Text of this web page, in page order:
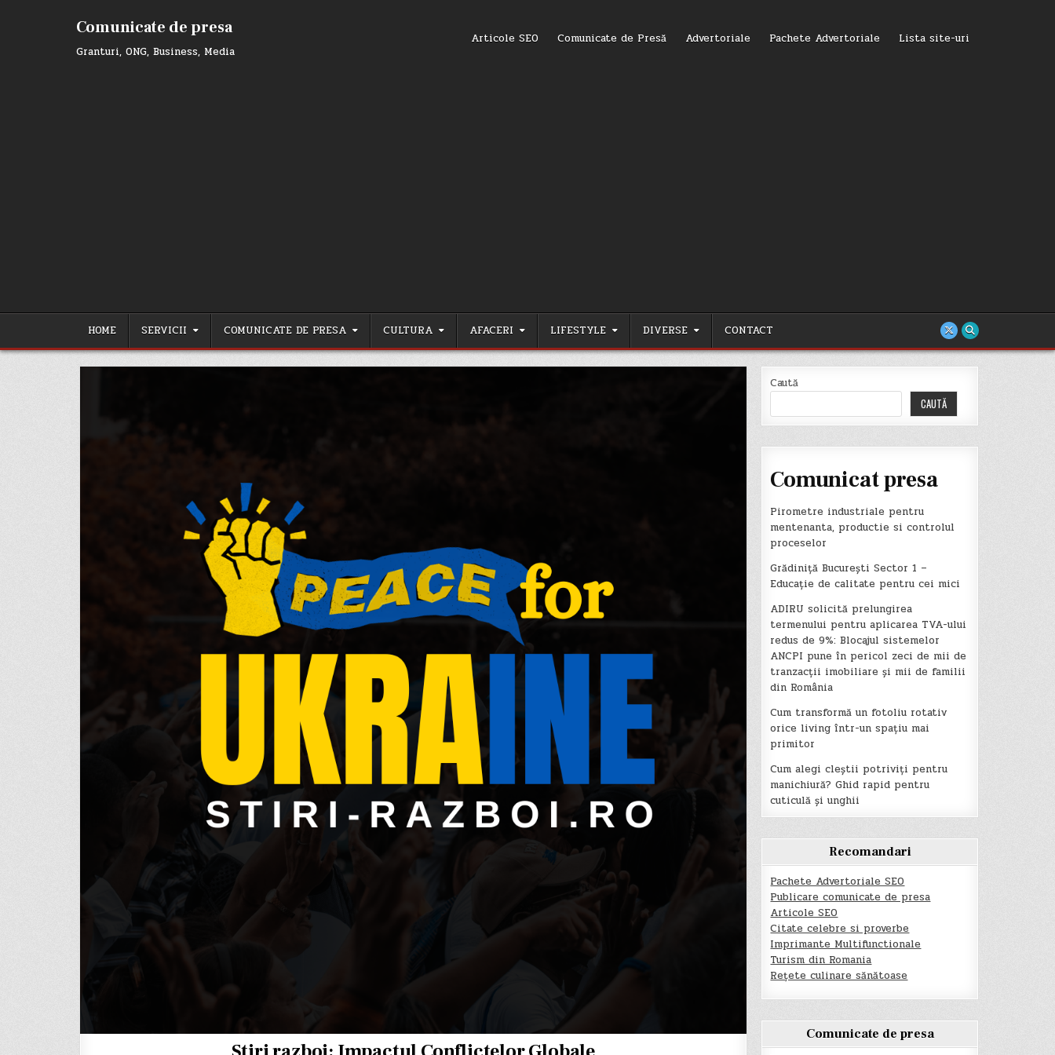
Comunicate de presa
Granturi, ONG, Business, Media
Articole SEO Comunicate de Presă Advertoriale Pachete Advertoriale Lista site-uri
HOME SERVICII COMUNICATE DE PRESA CULTURA AFACERI LIFESTYLE DIVERSE CONTACT
Caută
CAUTĂ
Comunicat presa
Pirometre industriale pentru
mentenanta, productie si controlul
proceselor
Grădiniță București Sector 1 –
Educație de calitate pentru cei mici
ADIRU solicită prelungirea
termenului pentru aplicarea TVA-ului
redus de 9%: Blocajul sistemelor
ANCPI pune în pericol zeci de mii de
tranzacții imobiliare și mii de familii
din România
Cum transformă un fotoliu rotativ
orice living într-un spațiu mai
primitor
Cum alegi cleștii potriviți pentru
manichiură? Ghid rapid pentru
cuticulă și unghii
Recomandari
Pachete Advertoriale SEO
Publicare comunicate de presa
Articole SEO
Citate celebre si proverbe
Imprimante Multifunctionale
Turism din Romania
Rețete culinare sănătoase
Comunicate de presa